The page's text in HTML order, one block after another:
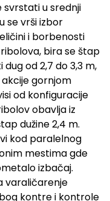
svrstati u srednji
se vrši izbor
i borbenosti
bira se štap
od 2,7 do 3,3 m,
gornjom
od konfiguracije
obavlja iz
dužine 2,4 m.
kod paralelnog
mestima gde
izbačaj.
varaličarenje
kontre i kontrole